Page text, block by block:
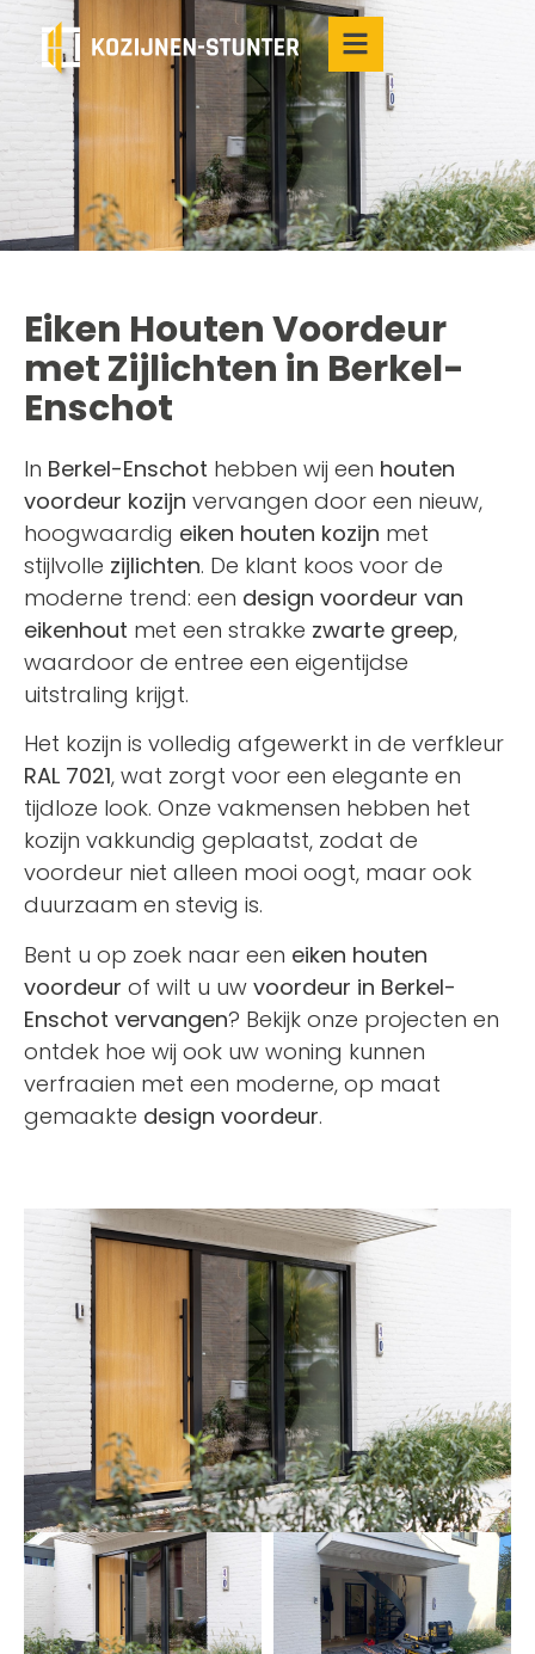
Eiken Houten Voordeur
met Zijlichten in Berkel-
Enschot
In Berkel-Enschot hebben wij een houten
voordeur kozijn vervangen door een nieuw,
hoogwaardig eiken houten kozijn met
stijlvolle zijlichten. De klant koos voor de
moderne trend: een design voordeur van
eikenhout met een strakke zwarte greep,
waardoor de entree een eigentijdse
uitstraling krijgt.
Het kozijn is volledig afgewerkt in de verfkleur
RAL 7021, wat zorgt voor een elegante en
tijdloze look. Onze vakmensen hebben het
kozijn vakkundig geplaatst, zodat de
voordeur niet alleen mooi oogt, maar ook
duurzaam en stevig is.
Bent u op zoek naar een eiken houten
voordeur of wilt u uw voordeur in Berkel-
Enschot vervangen? Bekijk onze projecten en
ontdek hoe wij ook uw woning kunnen
verfraaien met een moderne, op maat
gemaakte design voordeur.